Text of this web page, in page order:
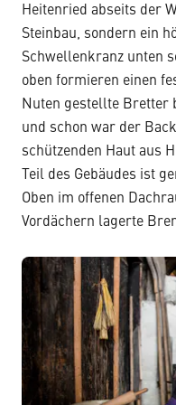
Heitenried abseits der
Steinbau, sondern ein
Schwellenkranz unten
oben formieren einen
Nuten gestellte Bretter
und schon war der
schützenden Haut aus
Teil des Gebäudes ist
Oben im offenen
Vordächern lagerte